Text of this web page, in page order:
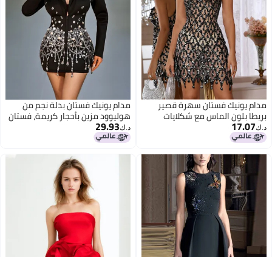
مدام يونيك فستان سهرة قصير
بريطا بلون الماس مع شكلايات
شبكية مرنة
د.ك‏17.07
مدام يونيك فستان بدلة نجم من
هوليوود مزين بأحجار كريمة، فستان
سهرة فاخر للسيدات
د.ك‏29.93